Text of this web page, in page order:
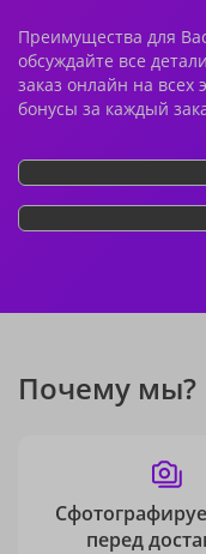
Преимущества для
обсуждайте все
заказ онлайн на
бонусы за каждый
Почему мы?
перед